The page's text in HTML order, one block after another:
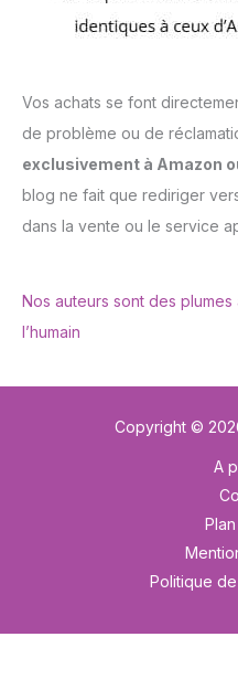
Vos achats se font
de problème ou de
exclusivement à Amazon
blog ne fait que rediriger
dans la vente ou le service
Nos auteurs sont des
l’humain
Copyright ©
A
Politique